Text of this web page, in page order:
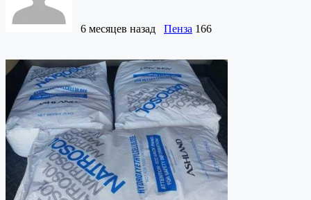
6 месяцев назад Пенза 166